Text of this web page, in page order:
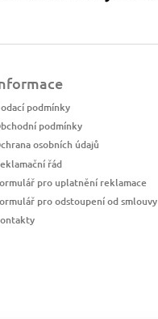
podmínky
podmínky
osobních údajů
řád
pro uplatnění reklamace
pro odstoupení od smlouvy